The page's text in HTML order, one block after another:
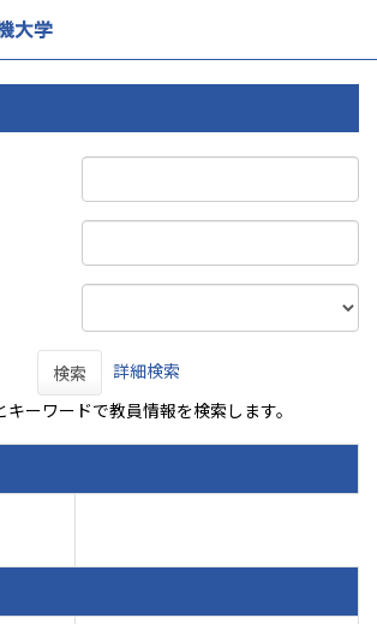
検索
詳細検索
キーワードで教員情報を検索します。